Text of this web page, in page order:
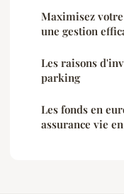
Maximisez
une gestion
Les raisons
parking
Les fonds en
assurance vie